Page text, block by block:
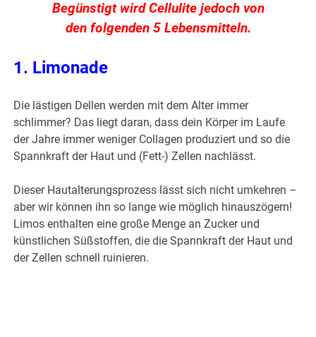
Begünstigt wird Cellulite jedoch von
den folgenden 5 Lebensmitteln.
1. Limonade
Die lästigen Dellen werden mit dem Alter immer
schlimmer? Das liegt daran, dass dein Körper im Laufe
der Jahre immer weniger Collagen produziert und so die
Spannkraft der Haut und (Fett-) Zellen nachlässt.
Dieser Hautalterungsprozess lässt sich nicht umkehren –
aber wir können ihn so lange wie möglich hinauszögern!
Limos enthalten eine große Menge an Zucker und
künstlichen Süßstoffen, die die Spannkraft der Haut und
der Zellen schnell ruinieren.